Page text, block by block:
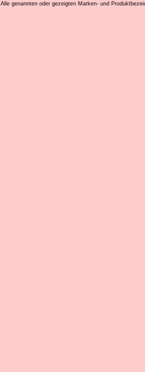
Alle genannten oder gezeigten Marken- und